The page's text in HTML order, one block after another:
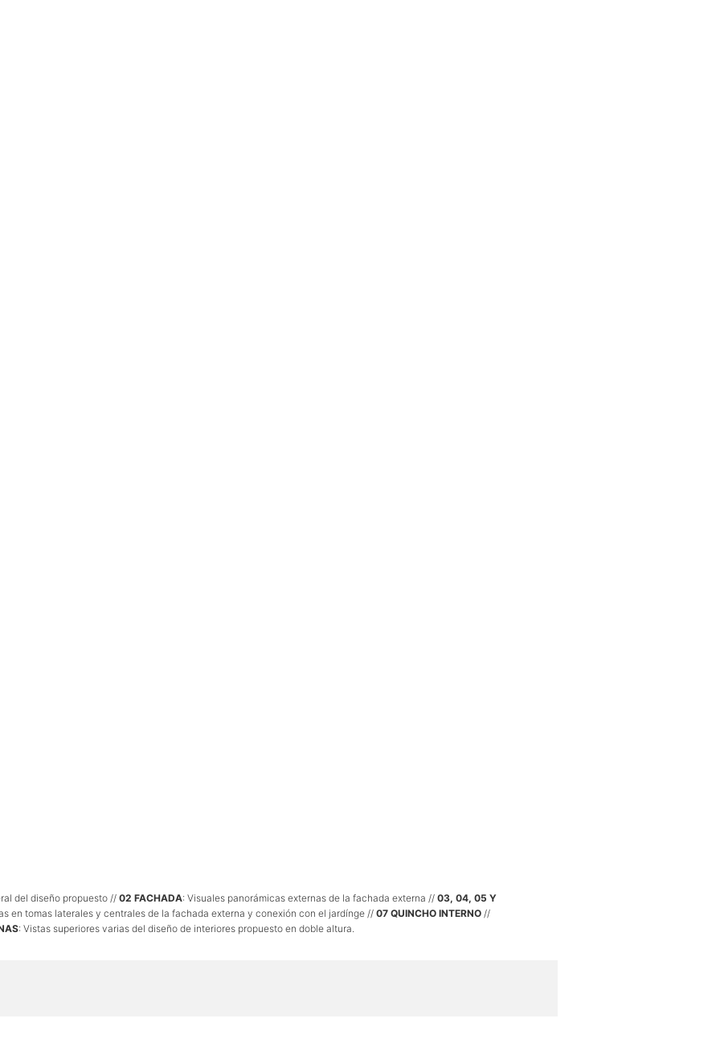
del diseño propuesto // 02 FACHADA: Visuales panorámicas externas de la fachada externa // 03, 04, 05 Y
en tomas laterales y centrales de la fachada externa y conexión con el jardínge // 07 QUINCHO INTERNO//
: Vistas superiores varias del diseño de interiores propuesto en doble altura.